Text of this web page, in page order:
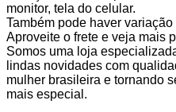
monitor, tela do celular.
Também pode haver
Aproveite o frete e veja mais
Somos uma loja
lindas novidades com
mulher brasileira e tornando
mais especial.